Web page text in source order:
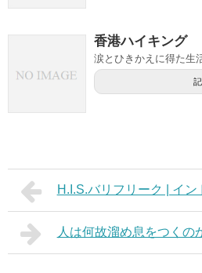
香港ハイキング
涙とひきかえに得た生
H.I.S.バリフリーク | イ
人は何故溜め息をつくの